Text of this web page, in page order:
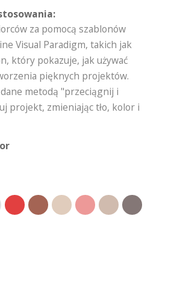
za pomocą szablonów
Visual Paradigm, takich jak
który pokazuje, jak używać
pięknych projektów.
metodą "przeciągnij i
projekt, zmieniając tło, kolor i